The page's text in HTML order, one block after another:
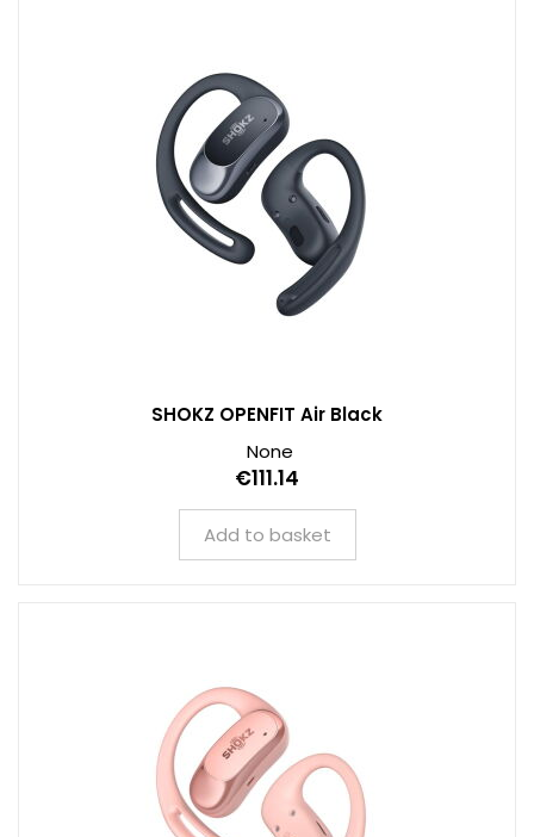
SHOKZ OPENFIT Air Black
None
€111.14
Add to basket